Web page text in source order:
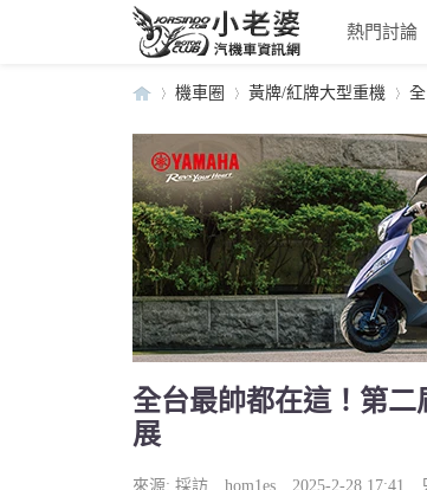
熱門討論
小
老
›
機車圈
›
黃牌/紅牌大型重機
›
全台最帥都在這！第二
展
來源: 採訪 hom1es 2025-2-28 17:41